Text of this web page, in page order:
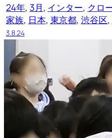
24年, 3月, インター, クロ
家族, 日本, 東京都, 渋谷区,
3.8.24